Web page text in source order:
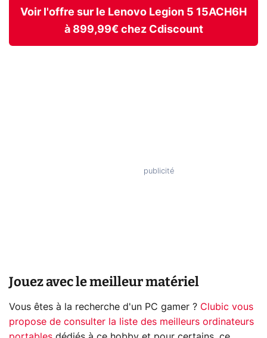
Voir l'offre sur le Lenovo Legion 5 15ACH6H
à 899,99€ chez Cdiscount
Jouez avec le meilleur matériel
Vous êtes à la recherche d'un PC gamer ? Clubic vous
propose de consulter la liste des meilleurs ordinateurs